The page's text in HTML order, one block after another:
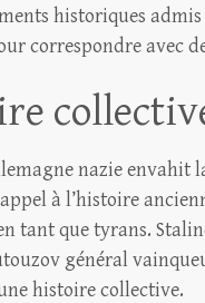
historiques
correspondre avec
nazie envahit
à l’histoire
tant que tyrans.
général
histoire collective.